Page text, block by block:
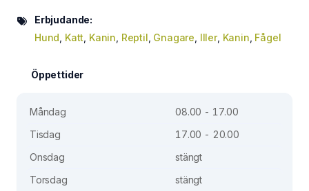
Erbjudande:
Hund Katt Kanin Reptil Gnagare Iller, Kanin Fågel
Öppettider
Måndag
08.00 - 17.00
Tisdag
17.00 - 20.00
Onsdag
stängt
Torsdag
stängt